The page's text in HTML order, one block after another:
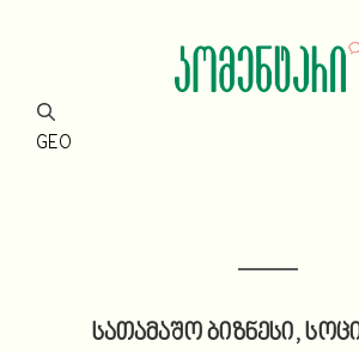
GEO
სათამაშო ბიზნესი,